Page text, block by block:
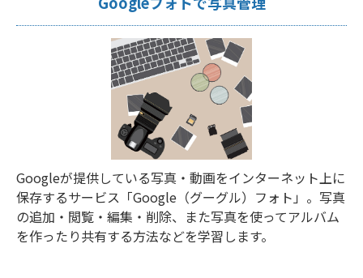
Googleが提供している写真・動画をインターネット上に
保存するサービス「Google（グーグル）フォト」。写真
の追加・閲覧・編集・削除、また写真を使ってアルバム
を作ったり共有する方法などを学習します。